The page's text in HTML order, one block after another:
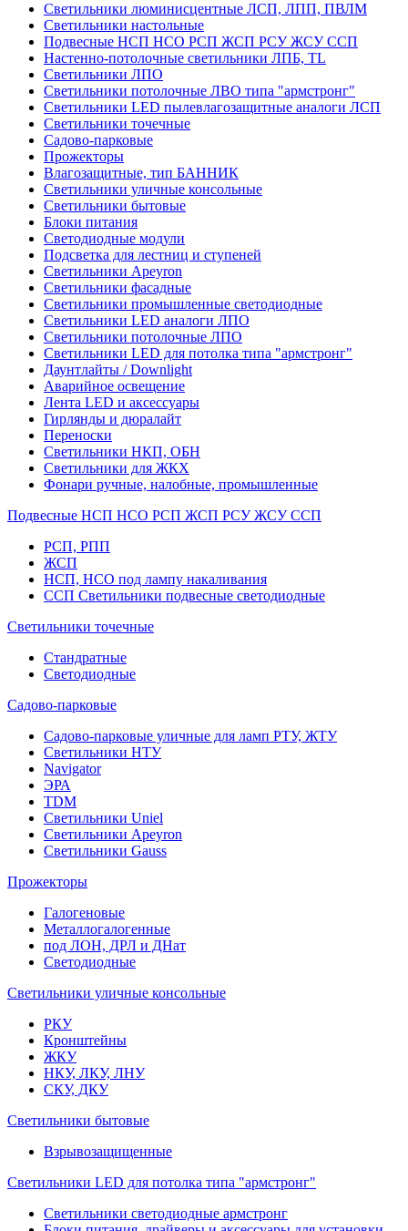
Светильники люминисцентные ЛСП, ЛПП, ПВЛМ
Светильники настольные
Подвесные НСП НСО РСП ЖСП РСУ ЖСУ ССП
Настенно-потолочные светильники ЛПБ, TL
Светильники ЛПО
Светильники потолочные ЛВО типа "армстронг"
Светильники LED пылевлагозащитные аналоги ЛСП
Светильники точечные
Садово-парковые
Прожекторы
Влагозащитные, тип БАННИК
Светильники уличные консольные
Светильники бытовые
Блоки питания
Светодиодные модули
Подсветка для лестниц и ступеней
Светильники Apeyron
Светильники фасадные
Светильники промышленные светодиодные
Светильники LED аналоги ЛПО
Светильники потолочные ЛПО
Светильники LED для потолка типа "армстронг"
Даунтлайты / Downlight
Аварийное освещение
Лента LED и аксессуары
Гирлянды и дюралайт
Переноски
Светильники НКП, ОБН
Светильники для ЖКХ
Фонари ручные, налобные, промышленные
Подвесные НСП НСО РСП ЖСП РСУ ЖСУ ССП
РСП, РПП
ЖСП
НСП, НСО под лампу накаливания
ССП Светильники подвесные светодиодные
Светильники точечные
Стандратные
Светодиодные
Садово-парковые
Садово-парковые уличные для ламп РТУ, ЖТУ
Светильники НТУ
Navigator
ЭРА
TDM
Светильники Uniel
Светильники Apeyron
Светильники Gauss
Прожекторы
Галогеновые
Металлогалогенные
под ЛОН, ДРЛ и ДНат
Светодиодные
Светильники уличные консольные
РКУ
Кронштейны
ЖКУ
НКУ, ЛКУ, ЛНУ
СКУ, ДКУ
Светильники бытовые
Взрывозащищенные
Светильники LED для потолка типа "армстронг"
Светильники светодиодные армстронг